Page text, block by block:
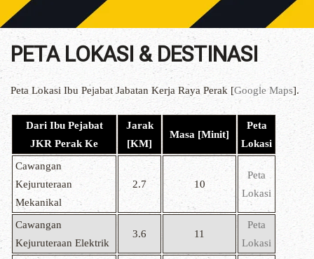
PETA LOKASI & DESTINASI
Peta Lokasi Ibu Pejabat Jabatan Kerja Raya Perak [Google Maps].
Dari Ibu Pejabat
JKR Perak Ke
Jarak
[KM]
Masa [Minit]
Peta
Lokasi
Cawangan
Kejuruteraan
Mekanikal
2.7 10
Peta
Lokasi
Cawangan
Kejuruteraan Elektrik
3.6 11
Peta
Lokasi